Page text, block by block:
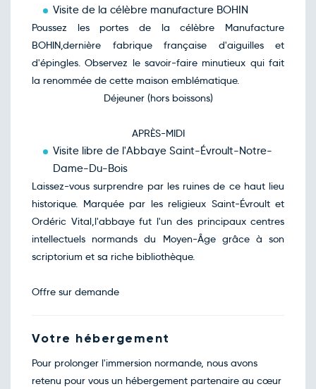
Visite de la célèbre manufacture BOHIN
Poussez les portes de la célèbre Manufacture
BOHIN,dernière fabrique française d'aiguilles et
d'épingles. Observez le savoir-faire minutieux qui fait
la renommée de cette maison emblématique.
Déjeuner (hors boissons)
APRÈS-MIDI
Visite libre de l'Abbaye Saint-Évroult-Notre-
Dame-Du-Bois
Laissez-vous surprendre par les ruines de ce haut lieu
historique. Marquée par les religieux Saint-Évroult et
Ordéric Vital,l'abbaye fut l'un des principaux centres
intellectuels normands du Moyen-Âge grâce à son
scriptorium et sa riche bibliothèque.
Offre sur demande
Votre hébergement
Pour prolonger l'immersion normande, nous avons
retenu pour vous un hébergement partenaire au cœur